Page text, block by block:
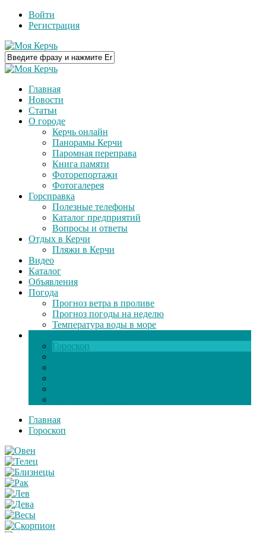
Войти
Регистрация
Главная
Новости
Статьи
О городе
Керчь онлайн
Панорамы Керчи
Паромная переправа
Книга памяти
Фоторепортажи
Фотогалерея
Горсправка
Полезные телефоны
Каталог предприятий
Вопросы и ответы
Отдых в Керчи
Пляжи в Керчи
Видео
Каталог
Объявления
Погода
Прогноз ветра в проливе
Прогноз погоды на неделю
Температура воды в море
Гороскоп
Главная
Гороскоп